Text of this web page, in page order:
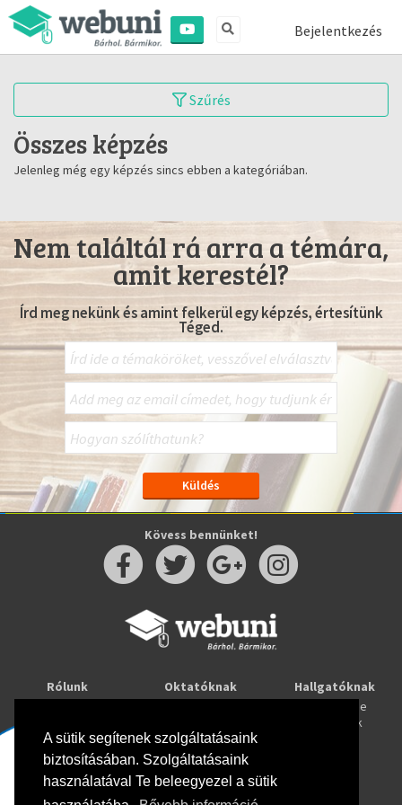
A sütik segítenek szolgáltatásaink
biztosításában. Szolgáltatásaink
használatával Te beleegyezel a sütik
Bejelentkezés
Szűrés
Összes képzés
Jelenleg még egy képzés sincs ebben a kategóriában.
Nem találtál rá arra a témára,
amit kerestél?
Írd meg nekünk és amint felkerül egy képzés, értesítünk
Téged.
Kövess bennünket!
Rólunk
Oktatóknak
Webuni Stúdió
Hallgatóknak
Tanulj online
Képzések
Info
Adatkezelési tájékoztató
ÁSZF